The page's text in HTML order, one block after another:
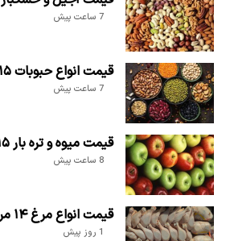
7 ساعت پیش
قیمت انواع حبوبات ۱۵ مرداد ۱۴۰۵
7 ساعت پیش
قیمت میوه و تره بار ۱۵ مرداد ۱۴۰۵
8 ساعت پیش
قیمت انواع مرغ ۱۴ مرداد ۱۴۰۵
1 روز پیش